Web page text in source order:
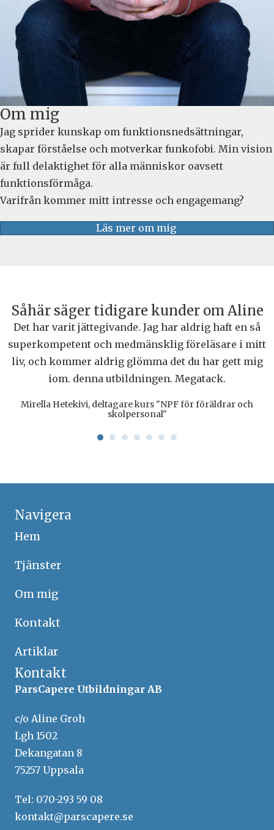
Om mig
Jag sprider kunskap om funktionsnedsättningar,
skapar förståelse och motverkar funkofobi. Min vision
är full delaktighet för alla människor oavsett
funktionsförmåga.
Varifrån kommer mitt intresse och engagemang?
Läs mer om mig
Såhär säger tidigare kunder om Aline
Det har varit jättegivande. Jag har aldrig haft en så
superkompetent och medmänsklig föreläsare i mitt
liv, och kommer aldrig glömma det du har gett mig
iom. denna utbildningen. Megatack.
Mirella Hetekivi, deltagare kurs "NPF för föräldrar och
skolpersonal"
Navigera
Hem
Tjänster
Om mig
Kontakt
Artiklar
Kontakt
ParsCapere Utbildningar AB
c/o Aline Groh
Lgh 1502
Dekangatan 8
75257 Uppsala
Tel: 070-293 59 08
kontakt@parscapere.se